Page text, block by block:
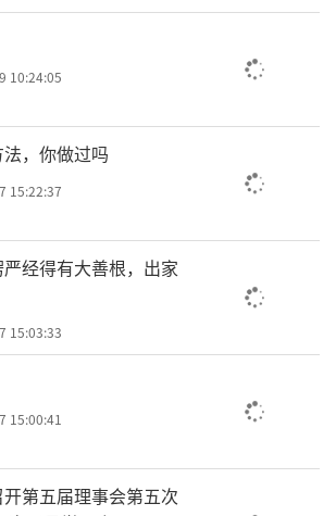
10:24:05
，你做过吗
15:22:37
经得有大善根，出家
15:03:33
15:00:41
第五届理事会第五次